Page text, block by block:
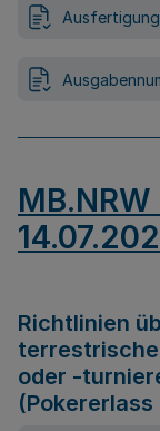
Richtlinien
oder -
(Pokererlass